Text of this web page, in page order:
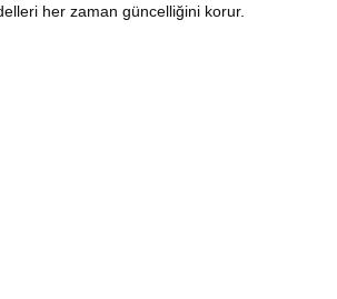
her zaman güncelliğini korur.